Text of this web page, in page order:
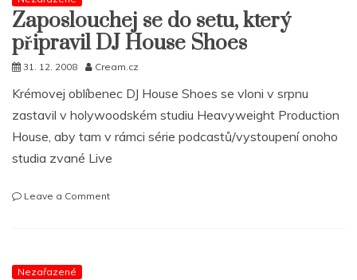
plný
J
Dillových
originálů
Šťastný
Nový
rok!
Zaposlouchej se do setu, který
připravil DJ House Shoes
31. 12. 2008 Cream.cz
Krémovej oblíbenec DJ House Shoes se vloni v srpnu
zastavil v holywoodském studiu Heavyweight Production
House, aby tam v rámci série podcastů/vystoupení onoho
studia zvané Live
Leave a Commenton
Nezařazené